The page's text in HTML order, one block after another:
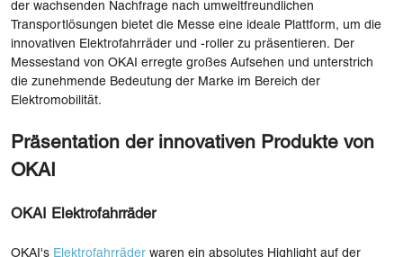
der wachsenden Nachfrage nach umweltfreundlichen
Transportlösungen bietet die Messe eine ideale Plattform, um die
innovativen Elektrofahrräder und -roller zu präsentieren. Der
Messestand von OKAI erregte großes Aufsehen und unterstrich
die zunehmende Bedeutung der Marke im Bereich der
Elektromobilität.
Präsentation der innovativen Produkte von
OKAI
OKAI Elektrofahrräder
OKAI's Elektrofahrräder waren ein absolutes Highlight auf der